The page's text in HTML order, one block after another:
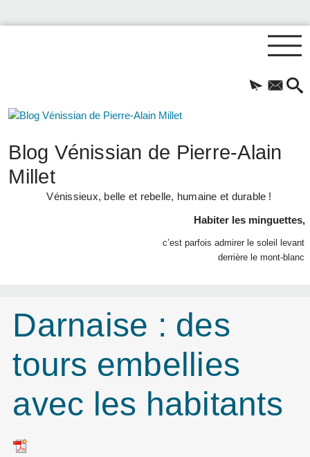
Blog Vénissian de Pierre-Alain
Millet
Vénissieux, belle et rebelle, humaine et durable !
Habiter les minguettes,
c’est parfois admirer le soleil levant
derrière le mont-blanc
Darnaise : des
tours embellies
avec les habitants